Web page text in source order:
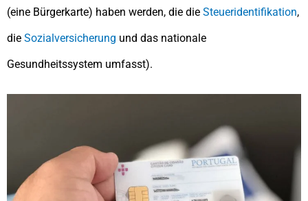
(eine Bürgerkarte) haben werden, die die Steueridentifikation,
die Sozialversicherung und das nationale
Gesundheitssystem umfasst).